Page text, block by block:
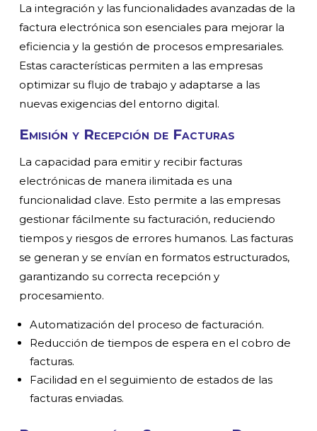
La integración y las funcionalidades avanzadas de la
factura electrónica son esenciales para mejorar la
eficiencia y la gestión de procesos empresariales.
Estas características permiten a las empresas
optimizar su flujo de trabajo y adaptarse a las
nuevas exigencias del entorno digital.
Emisión y Recepción de Facturas
La capacidad para emitir y recibir facturas
electrónicas de manera ilimitada es una
funcionalidad clave. Esto permite a las empresas
gestionar fácilmente su facturación, reduciendo
tiempos y riesgos de errores humanos. Las facturas
se generan y se envían en formatos estructurados,
garantizando su correcta recepción y
procesamiento.
Automatización del proceso de facturación.
Reducción de tiempos de espera en el cobro de
facturas.
Facilidad en el seguimiento de estados de las
facturas enviadas.